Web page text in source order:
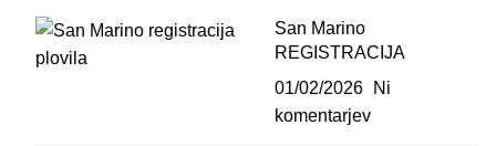
San Marino
REGISTRACIJA
01/02/2026
Ni
komentarjev